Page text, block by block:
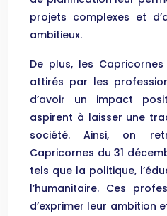
projets complexes et
ambitieux.
De plus, les
attirés par les
d’avoir un impact
aspirent à laisser une
société. Ainsi, on
Capricornes du 31
tels que la politique,
l’humanitaire. Ces
d’exprimer leur ambition